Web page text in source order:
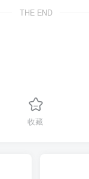
THE END
收藏